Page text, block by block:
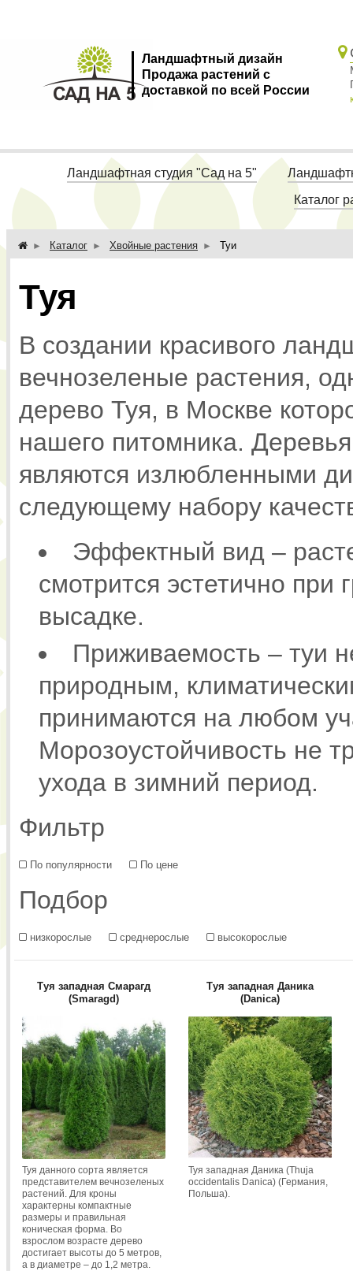
Ландшафтный дизайн
Продажа растений с
доставкой по всей России
Ландшафтная студия "Сад на 5"
Каталог
Каталог Хвойные растения Туи
Туя
В создании красивого
вечнозеленые растения,
дерево Туя, в Москве
нашего питомника.
являются излюбленными
следующему набору
Эффектный вид –
смотрится эстетично при
высадке.
Приживаемость – туи
природным,
принимаются на любом
Морозоустойчивость не
ухода в зимний период.
Фильтр
По популярности По цене
Подбор
низкорослые среднерослые высокорослые
Туя западная Смарагд
(Smaragd)
Туя данного сорта является
представителем вечнозеленых
растений. Для кроны
характерны компактные
размеры и правильная
коническая форма. Во
взрослом возрасте дерево
достигает высоты до 5 метров,
а в диаметре – до 1,2 метра.
Туя западная Даника
(Danica)
Туя западная Даника (Thuja
occidentalis Danica) (Германия,
Польша).